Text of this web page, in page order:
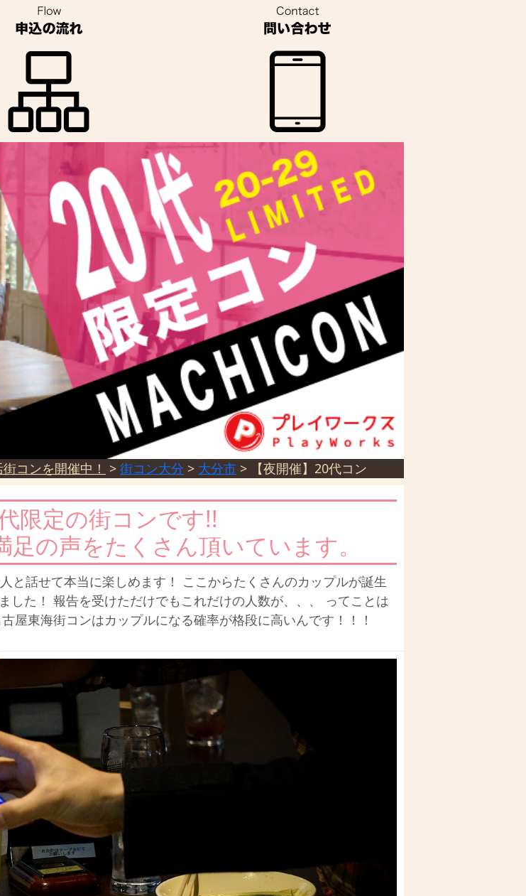
コンを開催中！ > 街コン大分 > 大分市 > 【夜開催】20代コン
限定の街コンです!!
の声をたくさん頂いています。
と話せて本当に楽しめます！ ここからたくさんのカップルが誕生
した！ 報告を受けただけでもこれだけの人数が、、、 ってことは
屋東海街コンはカップルになる確率が格段に高いんです！！！